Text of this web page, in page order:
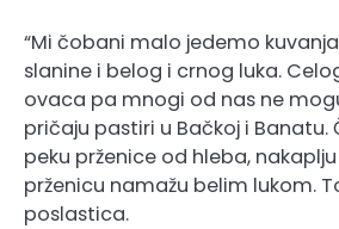
“Mi čobani malo jedemo
slanine i belog i crnog luka.
ovaca pa mnogi od nas ne
pričaju pastiri u Bačkoj i Banatu.
peku prženice od hleba,
prženicu namažu belim lukom.
poslastica.